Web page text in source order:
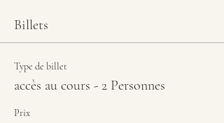
Billets
Type de billet
accès au cours - 2 Personnes
Prix